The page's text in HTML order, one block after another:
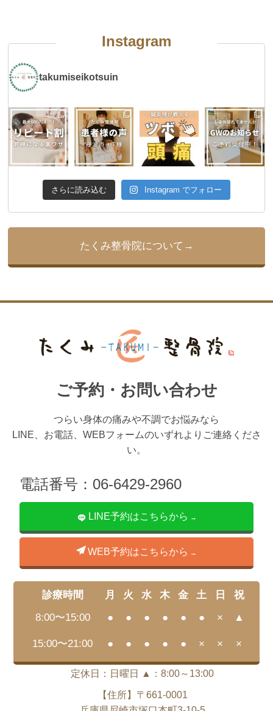
Instagram
takumiseikotsuin
さらに読み込む Instagram でフォロー
たくみ整骨院について
ご予約・お問い合わせ
つらい身体の痛みや不調でお悩みなら
LINE、お電話、WEBフォームのいずれよりご連絡くださ
い。
電話番号：06-6429-2960
LINE予約はこちらから
WEB予約はこちらから
診療時間 月 火 水 木 金 土 日
祝
8:00〜15:00
● ● ● ● ● ● × ▲
15:00〜21:00 ● ● ● ● ● × × ×
定休日：日曜日 ▲：8:00～13:00
【住所】〒661-0001